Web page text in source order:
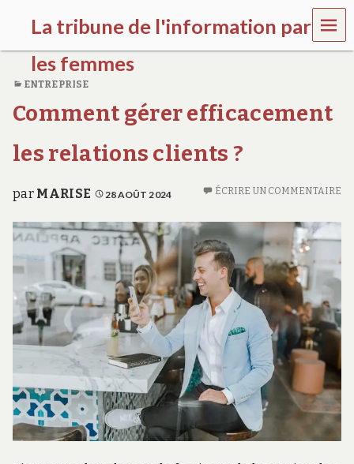
La tribune de l'information par
les femmes
a
t
i
n
w
o
m
e
n
s
a
a
s
.
f
r
MEN
U
ENTREPRISE
Comment gérer efficacement
les relations clients ?
par MARISE 28 AOÛT 2024 ÉCRIRE UN COMMENTAIRE